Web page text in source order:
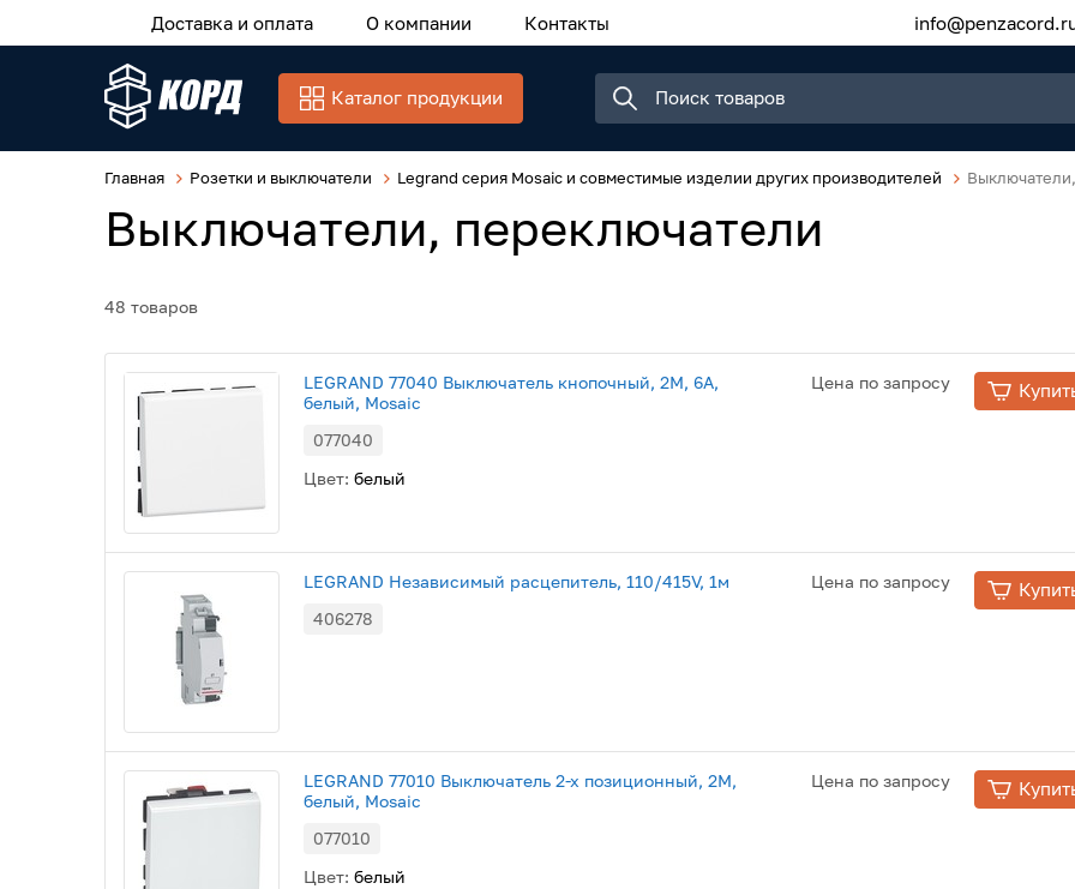
Доставка и оплата О компании Контакты
Каталог продукции
Главная Розетки и выключатели Legrand серия Mosaic и совместимые изделии других производителей
Выключатели, переключатели
48 товаров
LEGRAND 77040 Выключатель кнопочный, 2М, 6А,
белый, Mosaic
077040
Цвет: белый
Цена по запросу
LEGRAND Независимый расцепитель, 110/415V, 1м
406278
Цена по запросу
LEGRAND 77010 Выключатель 2-х позиционный, 2М,
белый, Mosaic
077010
Цвет: белый
Цена по запросу